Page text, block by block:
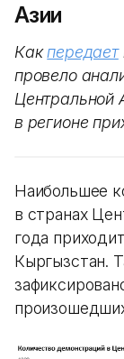
Азии
Какпередает
провело
Центральной
в регионе
Наибольшее
в странах
года
Кыргызстан.